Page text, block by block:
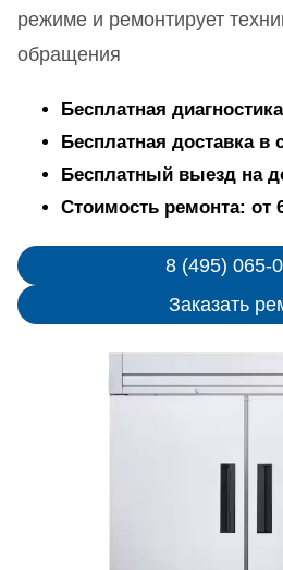
режиме и ремонтирует
обращения
Бесплатная
Бесплатная доставка в
Бесплатный выезд на
Стоимость ремонта: от
8 (495) 065-
Заказать